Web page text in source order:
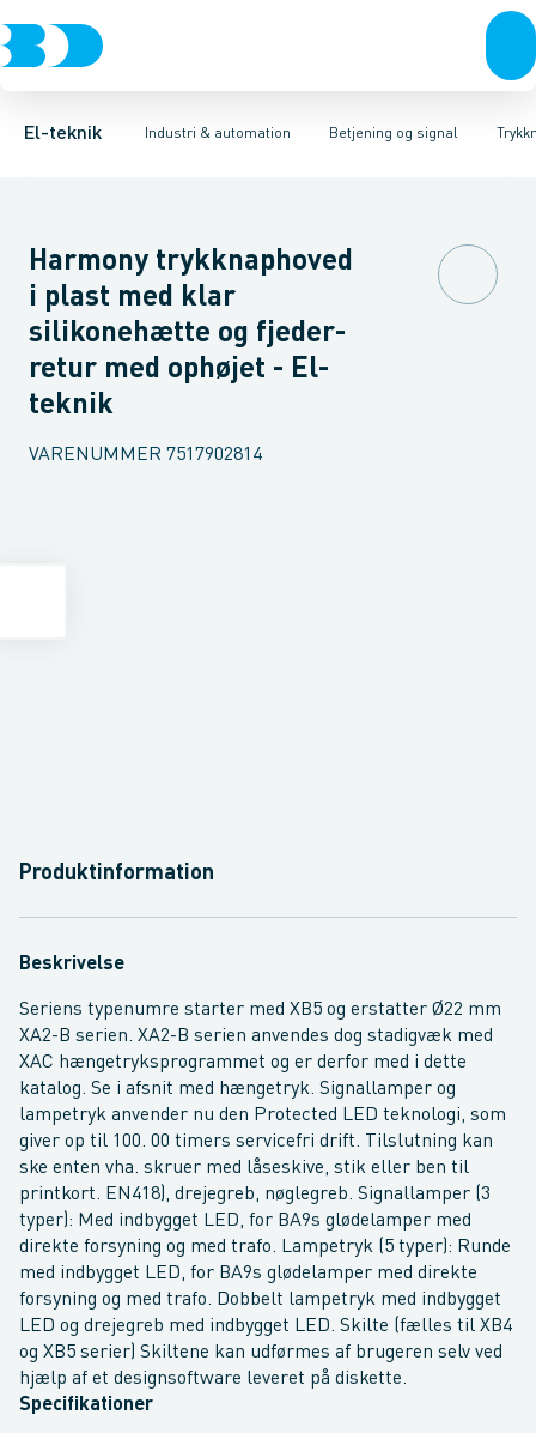
El-teknik Industri & automation
Afbrydere, stikkontakter & lampeudtagForgreningsmateriel
Betjening og signal
Industristiksystemer Frekvensomformere og softstartere
TrykknaphovedLystårn element, optiskTilslutningsmodul
Harmony trykknaphoved
i plast med klar
silikonehætte og fjeder-
retur med ophøjet - El-
teknik
VARENUMMER 7517902814
Produktinformation
Beskrivelse
Seriens typenumre starter med XB5 og erstatter Ø22 mm
XA2-B serien. XA2-B serien anvendes dog stadigvæk med
XAC hængetryksprogrammet og er derfor med i dette
katalog. Se i afsnit med hængetryk. Signallamper og
lampetryk anvender nu den Protected LED teknologi, som
giver op til 100. 00 timers servicefri drift. Tilslutning kan
ske enten vha. skruer med låseskive, stik eller ben til
printkort. EN418), drejegreb, nøglegreb. Signallamper (3
typer): Med indbygget LED, for BA9s glødelamper med
direkte forsyning og med trafo. Lampetryk (5 typer): Runde
med indbygget LED, for BA9s glødelamper med direkte
forsyning og med trafo. Dobbelt lampetryk med indbygget
LED og drejegreb med indbygget LED. Skilte (fælles til XB4
og XB5 serier) Skiltene kan udførmes af brugeren selv ved
hjælp af et designsoftware leveret på diskette.
Specifikationer